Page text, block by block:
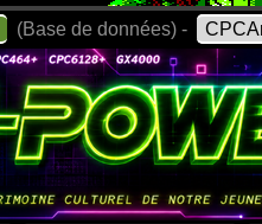
(Base de données) -